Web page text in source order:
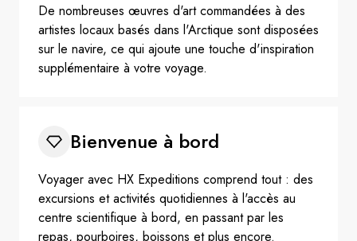
De nombreuses œuvres d'art commandées à des
artistes locaux basés dans l'Arctique sont disposées
sur le navire, ce qui ajoute une touche d'inspiration
supplémentaire à votre voyage.
Bienvenue à bord
Voyager avec HX Expeditions comprend tout : des
excursions et activités quotidiennes à l'accès au
centre scientifique à bord, en passant par les
repas, pourboires, boissons et plus encore.